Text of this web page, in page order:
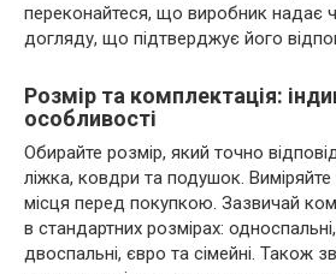
переконайтеся, що виробник надає
догляду, що підтверджує його
Розмір та комплектація:
особливості
Обирайте розмір, який точно
ліжка, ковдри та подушок.
місця перед покупкою. Зазвичай
в стандартних розмірах: односпальні,
двоспальні, євро та сімейні. Також